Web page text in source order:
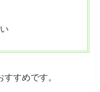
すめです。